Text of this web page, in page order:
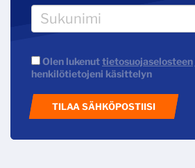
Olen lukenuttietosuojaselosteen
henkilötietojeni käsittelyn
TILAA SÄHKÖPOSTIISI